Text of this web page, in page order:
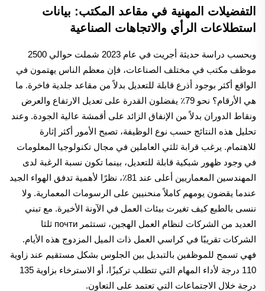
التفضيلات المهنية في مقاعد المكتب: بيانات
استطلاعات الرأي والاتجاهات الصناعية
وبحسب دراسة حديثة أجريت في عام 2023 شملت حوالي 2500
موظف مكتب في مختلف الصناعات، فإن معظم الناس يهتمون في
الواقع أكثر بوجود أذرع قابلة للتعديل بدلاً من مقاعد جلدية فاخرة. ما
هي الأرقام؟ نحو 79٪ يفضلون القدرة على تعديل الارتفاع والعرض
ونقاط الدوران بدلاً من الإنفاق الزائد على أقمشة عالية الجودة. وعند
تحليل هذه النتائج حسب نوع الوظيفة، تصبح الأمور أكثر إثارة
للاهتمام. يرغب قرابة ثلثي العاملين في مجال تكنولوجيا المعلومات
في وجود ظهور شبكية قابلة للتعديل، بينما تكون نسبة الرغبة لدى
المهندسين المعماريين أعلى عند 81٪، نظرًا لأهمية تدفق الهواء الجيد
عندما يقضون يومهم كاملاً منحنيين على الرسومات المعمارية. ولا
ننسى بالطبع كيف تغيرت بيئات العمل في الآونة الأخيرة. مع تبني
العديد من الشركات لنظام العمل الهجين، تستثمر почти ثلثا
الشركات تقريبًا في كراسي العمل ذات الميل المزدوج هذه الأيام.
فهي تسمح للموظفين بالتبديل بين الجلوس بشكل مستقيم عند زاوية
110 درجة لأداء المهام التي تتطلب تركيزًا، أو الاسترخاء بزاوية 135
درجة خلال الاجتماعات التي تعتمد على التعاون.